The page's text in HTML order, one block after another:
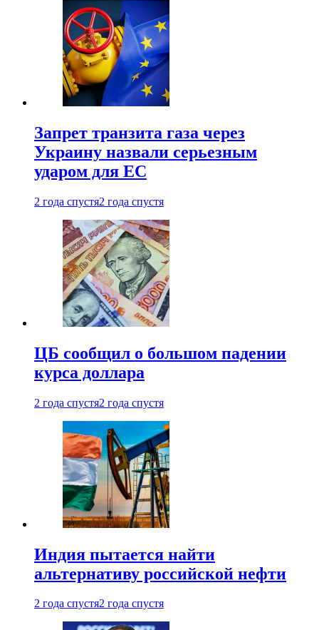
Запрет транзита газа через
Украину назвали серьезным
ударом для ЕС
2 года спустя2 года спустя
ЦБ сообщил о большом падении
курса доллара
2 года спустя2 года спустя
Индия пытается найти
альтернативу российской нефти
2 года спустя2 года спустя